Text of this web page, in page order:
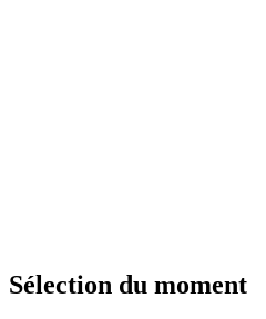
Sélection du moment